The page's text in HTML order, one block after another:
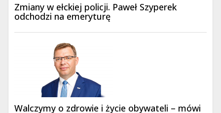
Zmiany w ełckiej policji. Paweł Szyperek
odchodzi na emeryturę
Walczymy o zdrowie i życie obywateli – mówi